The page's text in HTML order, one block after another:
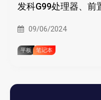
发科G99处理器、前
09/06/2024
平板 笔记本